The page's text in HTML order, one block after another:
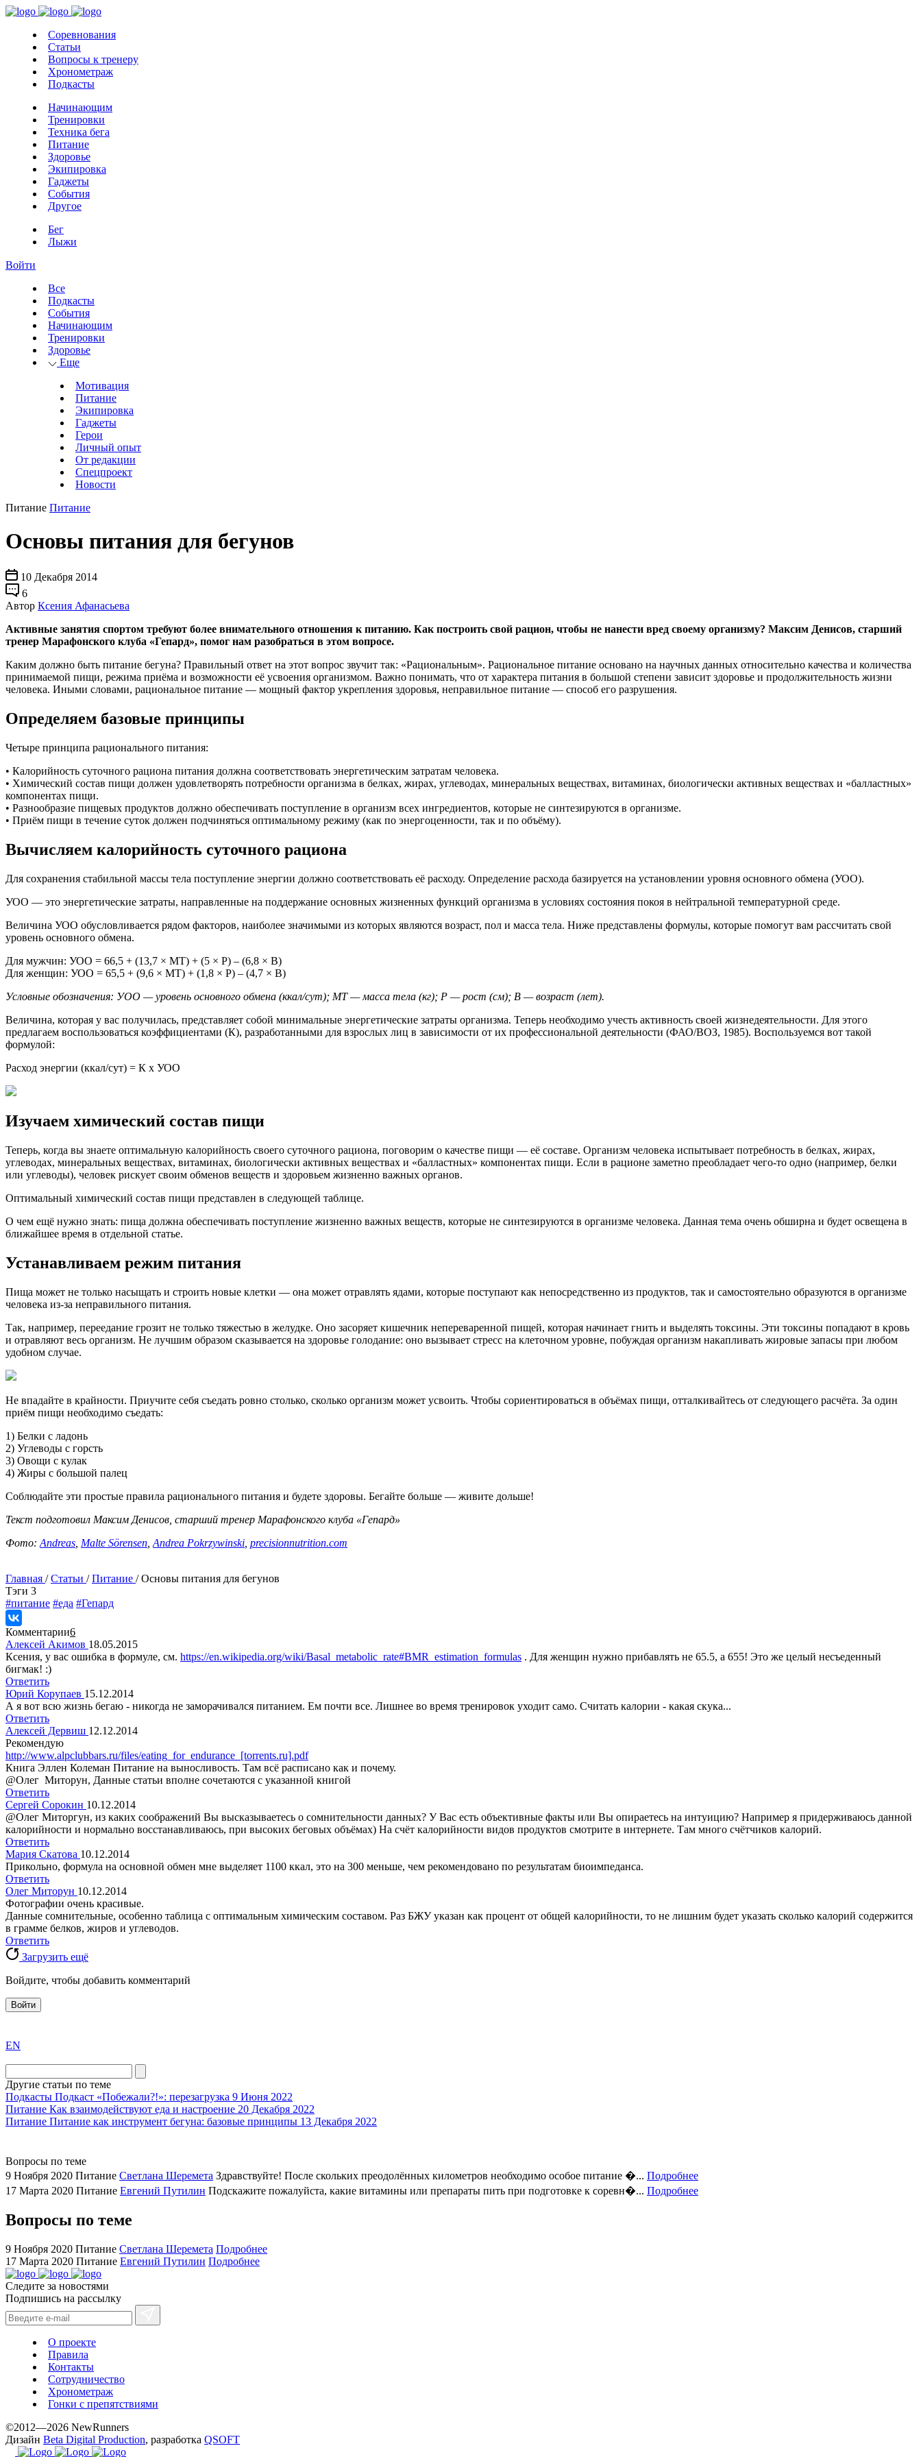
Соревнования
Статьи
Вопросы к тренеру
Хронометраж
Подкасты
Начинающим
Тренировки
Техника бега
Питание
Здоровье
Экипировка
Гаджеты
События
Другое
Бег
Лыжи
Войти
Все
Подкасты
События
Начинающим
Тренировки
Здоровье
Еще
Мотивация
Питание
Экипировка
Гаджеты
Герои
Личный опыт
От редакции
Спецпроект
Новости
Питание Питание
Основы питания для бегунов
10 Декабря 2014
6
Автор Ксения Афанасьева
Активные занятия спортом требуют более внимательного отношения к питанию. Как построить свой рацион, чтобы не нанести вред своему организму? Максим Денисов, старший
тренер Марафонского клуба «Гепард», помог нам разобраться в этом вопросе.
Каким должно быть питание бегуна? Правильный ответ на этот вопрос звучит так: «Рациональным». Рациональное питание основано на научных данных относительно качества и количества
принимаемой пищи, режима приёма и возможности её усвоения организмом. Важно понимать, что от характера питания в большой степени зависит здоровье и продолжительность жизни
человека. Иными словами, рациональное питание — мощный фактор укрепления здоровья, неправильное питание — способ его разрушения.
Определяем базовые принципы
Четыре принципа рационального питания:
• Калорийность суточного рациона питания должна соответствовать энергетическим затратам человека.
• Химический состав пищи должен удовлетворять потребности организма в белках, жирах, углеводах, минеральных веществах, витаминах, биологически активных веществах и «балластных»
компонентах пищи.
• Разнообразие пищевых продуктов должно обеспечивать поступление в организм всех ингредиентов, которые не синтезируются в организме.
• Приём пищи в течение суток должен подчиняться оптимальному режиму (как по энергоценности, так и по объёму).
Вычисляем калорийность суточного рациона
Для сохранения стабильной массы тела поступление энергии должно соответствовать её расходу. Определение расхода базируется на установлении уровня основного обмена (УОО).
УОО — это энергетические затраты, направленные на поддержание основных жизненных функций организма в условиях состояния покоя в нейтральной температурной среде.
Величина УОО обусловливается рядом факторов, наиболее значимыми из которых являются возраст, пол и масса тела. Ниже представлены формулы, которые помогут вам рассчитать свой
уровень основного обмена.
Для мужчин: УОО = 66,5 + (13,7 × МТ) + (5 × Р) – (6,8 × В)
Для женщин: УОО = 65,5 + (9,6 × МТ) + (1,8 × Р) – (4,7 × В)
Условные обозначения: УОО — уровень основного обмена (ккал/сут); МТ — масса тела (кг); Р — рост (см); В — возраст (лет).
Величина, которая у вас получилась, представляет собой минимальные энергетические затраты организма. Теперь необходимо учесть активность своей жизнедеятельности. Для этого
предлагаем воспользоваться коэффициентами (К), разработанными для взрослых лиц в зависимости от их профессиональной деятельности (ФАО/ВОЗ, 1985). Воспользуемся вот такой
формулой:
Расход энергии (ккал/сут) = К х УОО
Изучаем химический состав пищи
Теперь, когда вы знаете оптимальную калорийность своего суточного рациона, поговорим о качестве пищи — её составе. Организм человека испытывает потребность в белках, жирах,
углеводах, минеральных веществах, витаминах, биологически активных веществах и «балластных» компонентах пищи. Если в рационе заметно преобладает чего-то одно (например, белки
или углеводы), человек рискует своим обменов веществ и здоровьем жизненно важных органов.
Оптимальный химический состав пищи представлен в следующей таблице.
О чем ещё нужно знать: пища должна обеспечивать поступление жизненно важных веществ, которые не синтезируются в организме человека. Данная тема очень обширна и будет освещена в
ближайшее время в отдельной статье.
Устанавливаем режим питания
Пища может не только насыщать и строить новые клетки — она может отравлять ядами, которые поступают как непосредственно из продуктов, так и самостоятельно образуются в организме
человека из-за неправильного питания.
Так, например, переедание грозит не только тяжестью в желудке. Оно засоряет кишечник непереваренной пищей, которая начинает гнить и выделять токсины. Эти токсины попадают в кровь
и отравляют весь организм. Не лучшим образом сказывается на здоровье голодание: оно вызывает стресс на клеточном уровне, побуждая организм накапливать жировые запасы при любом
удобном случае.
Не впадайте в крайности. Приучите себя съедать ровно столько, сколько организм может усвоить. Чтобы сориентироваться в объёмах пищи, отталкивайтесь от следующего расчёта. За один
приём пищи необходимо съедать:
1) Белки с ладонь
2) Углеводы с горсть
3) Овощи с кулак
4) Жиры с большой палец
Соблюдайте эти простые правила рационального питания и будете здоровы. Бегайте больше — живите дольше!
Текст подготовил Максим Денисов, старший тренер Марафонского клуба «Гепард»
Фото: Andreas Malte Sörensen Andrea Pokrzywinski precisionnutrition.com
Главная /Статьи /Питание /Основы питания для бегунов
Tэги 3
#питание #еда #Гепард
Комментарии6
Алексей Акимов 18.05.2015
Ксения, у вас ошибка в формуле, см. https://en.wikipedia.org/wiki/Basal_metabolic_rate#BMR_estimation_formulas . Для женщин нужно прибавлять не 65.5, а 655! Это же целый несъеденный
бигмак! :)
Ответить
Юрий Корупаев 15.12.2014
А я вот всю жизнь бегаю - никогда не заморачивался питанием. Ем почти все. Лишнее во время тренировок уходит само. Считать калории - какая скука...
Ответить
Алексей Дервиш 12.12.2014
Рекомендую
http://www.alpclubbars.ru/files/eating_for_endurance_[torrents.ru].pdf
Книга Эллен Колеман Питание на выносливость. Там всё расписано как и почему.
@Олег Миторун, Данные статьи вполне сочетаются с указанной книгой
Ответить
Сергей Сорокин 10.12.2014
@Олег Миторгун, из каких соображений Вы высказываетесь о сомнительности данных? У Вас есть объективные факты или Вы опираетесь на интуицию? Например я придерживаюсь данной
калорийности и нормально восстанавливаюсь, при высоких беговых объёмах) На счёт калорийности видов продуктов смотрите в интернете. Там много счётчиков калорий.
Ответить
Мария Скатова 10.12.2014
Прикольно, формула на основной обмен мне выделяет 1100 ккал, это на 300 меньше, чем рекомендовано по результатам биоимпеданса.
Ответить
Олег Миторун 10.12.2014
Фотографии очень красивые.
Данные сомнительные, особенно таблица с оптимальным химическим составом. Раз БЖУ указан как процент от общей калорийности, то не лишним будет указать сколько калорий содержится
в грамме белков, жиров и углеводов.
Ответить
Загрузить ещё
Войдите, чтобы добавить комментарий
Войти
the
division
agent
watch
replica
showcases
swiss
replica
bvlgari
watches
+maserati
online
for
cheap
sale.
https://ylfactoryrolex.com/
hilarity
method.
www.yvessaintlaurent.to
prices.
EN
Другие статьи по теме
Подкасты Подкаст «Побежали?!»: перезагрузка 9 Июня 2022
Питание Как взаимодействуют еда и настроение 20 Декабря 2022
Питание Питание как инструмент бегуна: базовые принципы 13 Декабря 2022
Вопросы по теме
9 Ноября 2020 Питание Светлана Шеремета Здравствуйте! После скольких преодолённых километров необходимо особое питание �... Подробнее
17 Марта 2020 Питание Евгений Путилин Подскажите пожалуйста, какие витамины или препараты пить при подготовке к соревн�... Подробнее
Вопросы по теме
9 Ноября 2020 Питание Светлана Шеремета Подробнее
17 Марта 2020 Питание Евгений Путилин Подробнее
Следите за новостями
Подпишись на рассылку
О проекте
Правила
Контакты
Сотрудничество
Хронометраж
Гонки с препятствиями
©2012—2026 NewRunners
Дизайн Beta Digital Production, разработка QSOFT